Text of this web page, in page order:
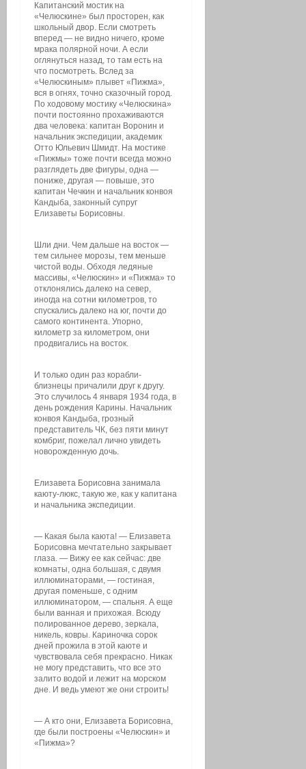
Капитанский мостик на
«Челюскине» был просторен, как
школьный двор. Если смотреть
вперед — не видно ничего, кроме
мрака полярной ночи. А если
оглянуться назад, то там есть на
что посмотреть. Вслед за
«Челюскиным» плывет «Пижма»,
вся в огнях, точно сказочный город.
По ходовому мостику «Челюскина»
почти постоянно прохаживаются
два человека: капитан Воронин и
начальник экспедиции, академик
Отто Юльевич Шмидт. На мостике
«Пижмы» тоже почти всегда можно
разглядеть две фигуры, одна —
пониже, другая — повыше, это
капитан Чечкин и начальник конвоя
Кандыба, законный супруг
Елизаветы Борисовны.
Шли дни. Чем дальше на восток —
тем сильнее морозы, тем меньше
чистой воды. Обходя ледяные
массивы, «Челюскин» и «Пижма» то
отклонялись далеко на север,
иногда на сотни километров, то
спускались далеко на юг, почти до
самого континента. Упорно,
километр за километром, они
продвигались на восток.
И только один раз корабли-
близнецы причалили друг к другу.
Это случилось 4 января 1934 года, в
день рождения Карины. Начальник
конвоя Кандыба, грозный
представитель ЧК, без пяти минут
комбриг, пожелал лично увидеть
новорожденную дочь.
Елизавета Борисовна занимала
каюту-люкс, такую же, как у капитана
и начальника экспедиции.
— Какая была каюта! — Елизавета
Борисовна мечтательно закрывает
глаза. — Вижу ее как сейчас: две
комнаты, одна большая, с двумя
иллюминаторами, — гостиная,
другая поменьше, с одним
иллюминатором, — спальня. А еще
были ванная и прихожая. Всюду
полированное дерево, зеркала,
никель, ковры. Кариночка сорок
дней прожила в этой каюте и
чувствовала себя прекрасно. Никак
не могу представить, что все это
залито водой и лежит на морском
дне. И ведь умеют же они строить!
— А кто они, Елизавета Борисовна,
где были построены «Челюскин» и
«Пижма»?